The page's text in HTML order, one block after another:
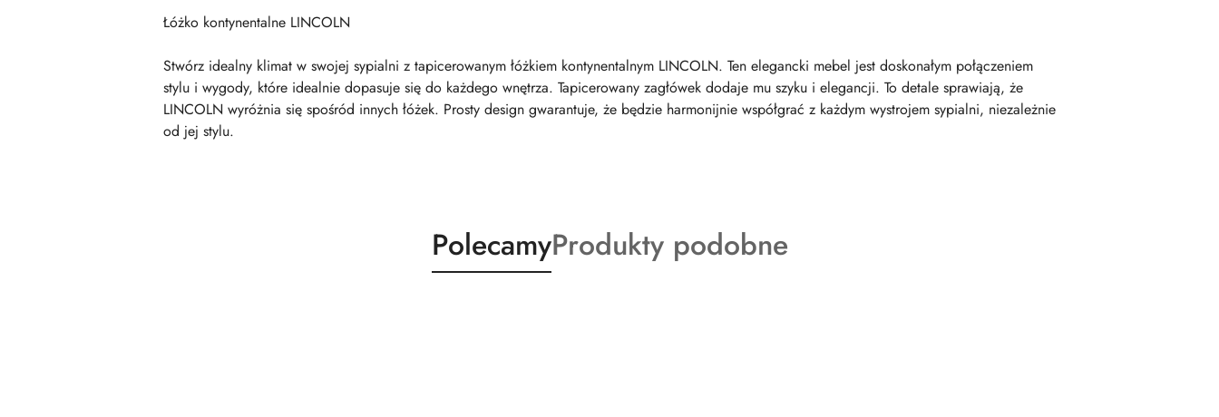
Łóżko kontynentalne LINCOLN
Stwórz idealny klimat w swojej sypialni z tapicerowanym łóżkiem kontynentalnym LINCOLN. Ten elegancki mebel jest doskonałym połączeniem
stylu i wygody, które idealnie dopasuje się do każdego wnętrza. Tapicerowany zagłówek dodaje mu szyku i elegancji. To detale sprawiają, że
LINCOLN wyróżnia się spośród innych łóżek. Prosty design gwarantuje, że będzie harmonijnie współgrać z każdym wystrojem sypialni, niezależnie
od jej stylu.
Produkty
o
PolecamyProdukty
o
Produkty podobne